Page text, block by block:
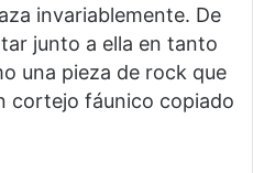
invariablemente. De
junto a ella en tanto
una pieza de rock que
cortejo fáunico copiado